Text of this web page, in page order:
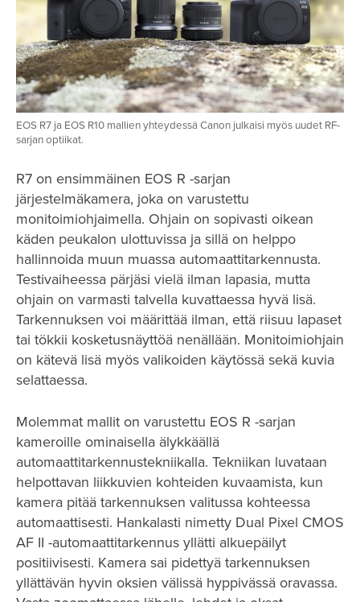
EOS R7 ja EOS R10 mallien yhteydessä Canon julkaisi myös uudet RF-
sarjan optiikat.
R7 on ensimmäinen EOS R -sarjan
järjestelmäkamera, joka on varustettu
monitoimiohjaimella. Ohjain on sopivasti oikean
käden peukalon ulottuvissa ja sillä on helppo
hallinnoida muun muassa automaattitarkennusta.
Testivaiheessa pärjäsi vielä ilman lapasia, mutta
ohjain on varmasti talvella kuvattaessa hyvä lisä.
Tarkennuksen voi määrittää ilman, että riisuu lapaset
tai tökkii kosketusnäyttöä nenällään. Monitoimiohjain
on kätevä lisä myös valikoiden käytössä sekä kuvia
selattaessa.
Molemmat mallit on varustettu EOS R -sarjan
kameroille ominaisella älykkäällä
automaattitarkennustekniikalla. Tekniikan luvataan
helpottavan liikkuvien kohteiden kuvaamista, kun
kamera pitää tarkennuksen valitussa kohteessa
automaattisesti. Hankalasti nimetty Dual Pixel CMOS
AF II -automaattitarkennus yllätti alkuepäilyt
positiivisesti. Kamera sai pidettyä tarkennuksen
yllättävän hyvin oksien välissä hyppivässä oravassa.